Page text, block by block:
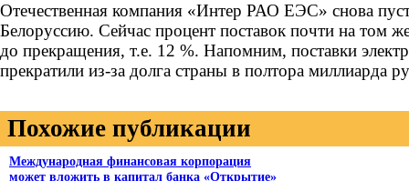
Отечественная компания «Интер РАО ЕЭС» снова
Белоруссию. Сейчас процент поставок почти на том
до прекращения, т.е. 12 %. Напомним, поставки
прекратили из-за долга страны в полтора миллиарда
Похожие публикации
Международная финансовая корпорация
может вложить в капитал банка «Открытие»